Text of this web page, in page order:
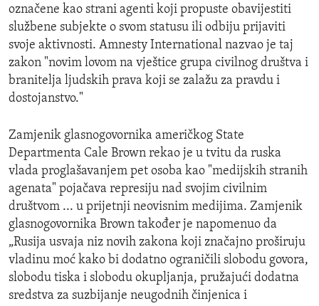
označene kao strani agenti koji propuste obavijestiti
službene subjekte o svom statusu ili odbiju prijaviti
svoje aktivnosti. Amnesty International nazvao je taj
zakon "novim lovom na vještice grupa civilnog društva i
branitelja ljudskih prava koji se zalažu za pravdu i
dostojanstvo."
Zamjenik glasnogovornika američkog State
Departmenta Cale Brown rekao je u tvitu da ruska
vlada proglašavanjem pet osoba kao "medijskih stranih
agenata" pojačava represiju nad svojim civilnim
društvom ... u prijetnji neovisnim medijima. Zamjenik
glasnogovornika Brown također je napomenuo da
„Rusija usvaja niz novih zakona koji značajno proširuju
vladinu moć kako bi dodatno ograničili slobodu govora,
slobodu tiska i slobodu okupljanja, pružajući dodatna
sredstva za suzbijanje neugodnih činjenica i